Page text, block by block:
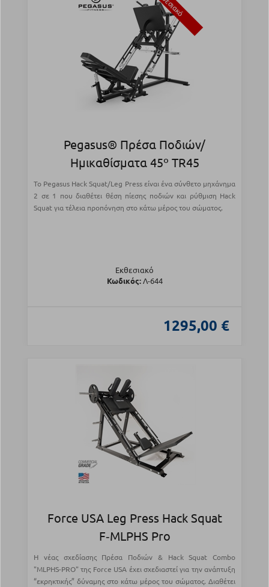
Pegasus® Πρέσα Ποδιών/
Ημικαθίσματα 45º TR45
Το Pegasus Hack Squat/Leg Press είναι ένα σύνθετο μηχάνημα
2 σε 1 που διαθέτει θέση πίεσης ποδιών και ρύθμιση Hack
Squat για τέλεια προπόνηση στο κάτω μέρος του σώματος.
Εκθεσιακό
Κωδικός:Λ-644
1295,00 €
Force USA Leg Press Hack Squat
F‑MLPHS Pro
Η νέας σχεδίασης Πρέσα Ποδιών & Hack Squat Combo
"MLPHS-PRO" της Force USA έχει σχεδιαστεί για την ανάπτυξη
“εκρηκτικής” δύναμης στο κάτω μέρος του σώματος. Διαθέτει